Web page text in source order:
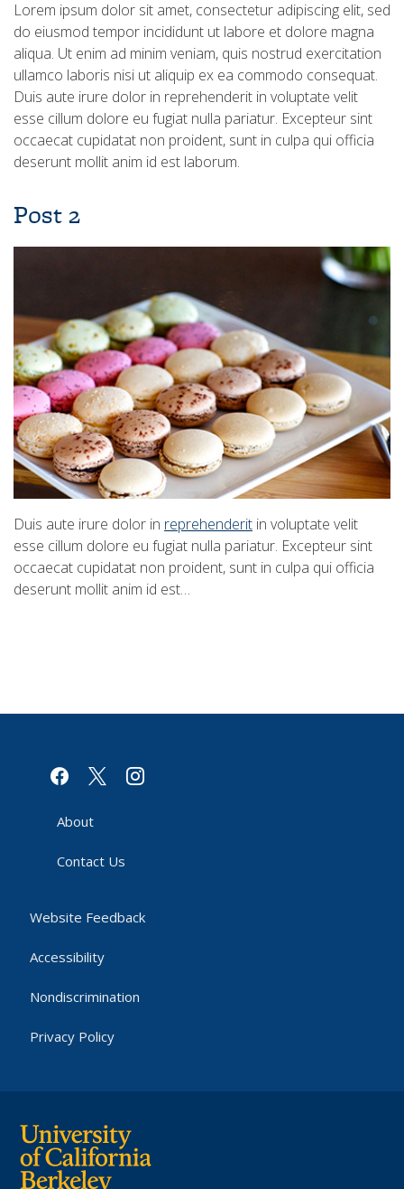
Lorem ipsum dolor sit amet, consectetur adipiscing elit, sed
do eiusmod tempor incididunt ut labore et dolore magna
aliqua. Ut enim ad minim veniam, quis nostrud exercitation
ullamco laboris nisi ut aliquip ex ea commodo consequat.
Duis aute irure dolor in reprehenderit in voluptate velit
esse cillum dolore eu fugiat nulla pariatur. Excepteur sint
occaecat cupidatat non proident, sunt in culpa qui officia
deserunt mollit anim id est laborum.
Post 2
Duis aute irure dolor in reprehenderit in voluptate velit
esse cillum dolore eu fugiat nulla pariatur. Excepteur sint
occaecat cupidatat non proident, sunt in culpa qui officia
deserunt mollit anim id est…
facebook
x instagram
About
Contact Us
Website Feedback
Accessibility
Nondiscrimination
Privacy Policy